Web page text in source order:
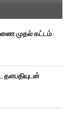
முதல் கட்டம்
தளபதியுடன்